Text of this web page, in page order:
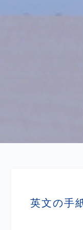
英文の手